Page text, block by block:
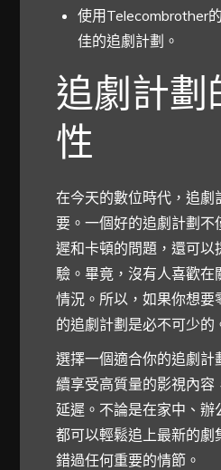
使用Telecombrother
佳的追劇計劃。
追劇計劃
性
在今天的數位時代，追劇
要。一個好的追劇計劃不
遲和卡頓的問題，還可以
驗。畢竟，沒有人喜歡在
情況。所以，如果你想要
的追劇計劃是必不可少的
選擇一個適合你的追劇計
續享受高質量的影視內容
延遲。不論是在家中、辦
都可以輕鬆追上最新的劇
錯過任何重要的情節。